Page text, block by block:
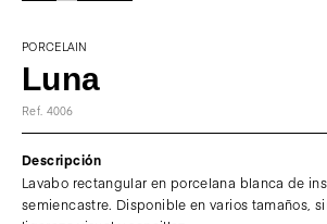
PORCELAIN
Luna
Ref. 4006
Descripción
Lavabo rectangular en porcelana blanca de
semiencastre. Disponible en varios tamaños,